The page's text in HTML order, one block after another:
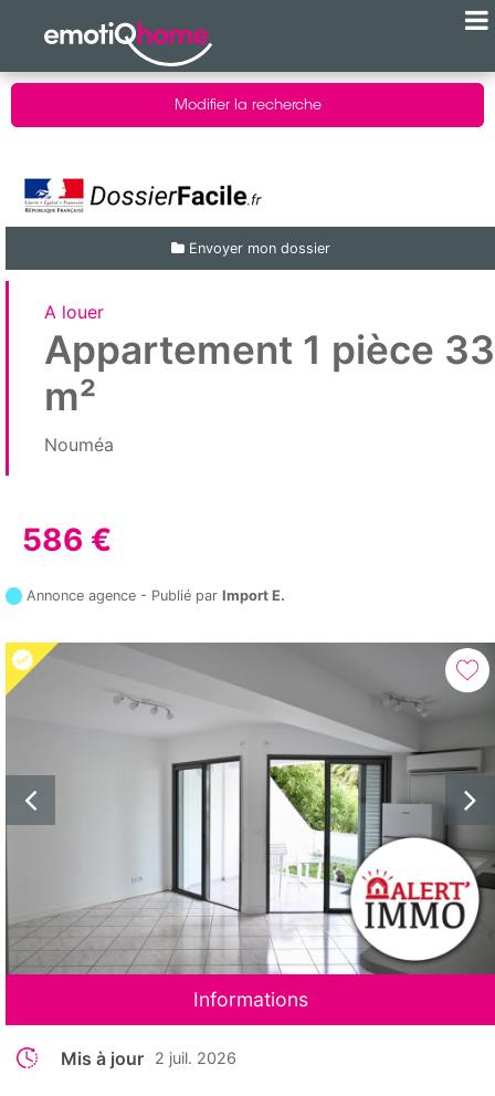
Modifier la recherche
Envoyer mon dossier
A louer
Appartement 1 pièce 33
m²
Nouméa
586 €
Annonce agence - Publié parImport E.
Informations
Mis à jour 2 juil. 2026